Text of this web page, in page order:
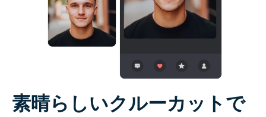
素晴らしいクルーカットで